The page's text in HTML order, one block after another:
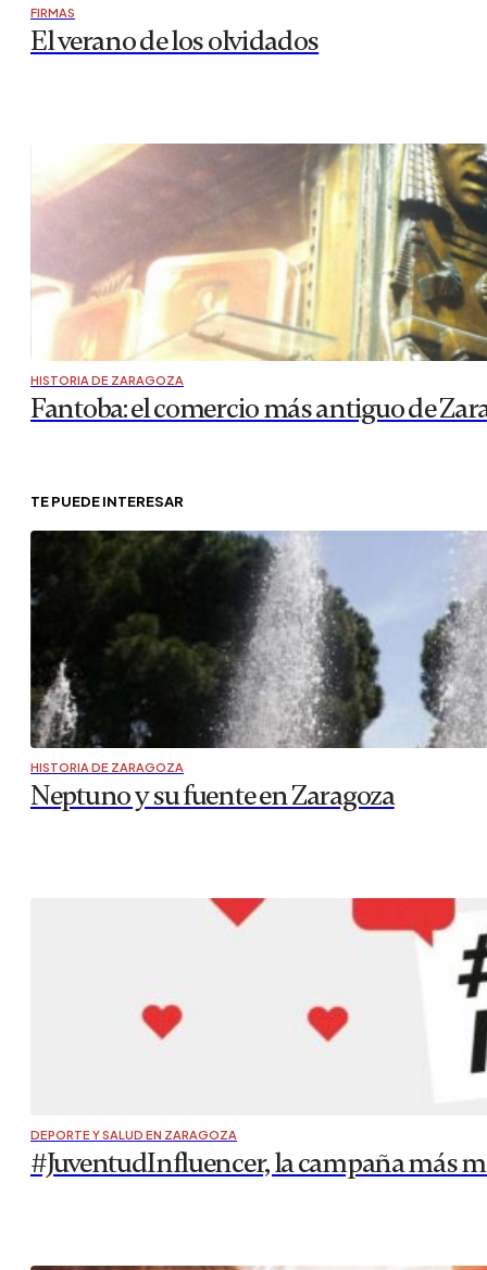
FIRMAS
El verano de los olvidados
HISTORIA DE ZARAGOZA
Fantoba: el comercio más antiguo de
TE PUEDE INTERESAR
HISTORIA DE ZARAGOZA
Neptuno y su fuente en Zaragoza
DEPORTE Y SALUD EN ZARAGOZA
#JuventudInfluencer, la campaña más